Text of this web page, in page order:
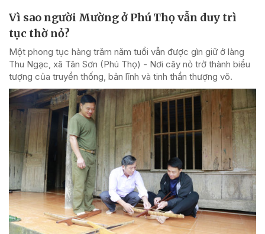
Vì sao người Mường ở Phú Thọ vẫn duy trì
tục thờ nỏ?
Một phong tục hàng trăm năm tuổi vẫn được gìn giữ ở làng
Thu Ngạc, xã Tân Sơn (Phú Thọ) - Nơi cây nỏ trở thành biểu
tượng của truyền thống, bản lĩnh và tinh thần thượng võ.